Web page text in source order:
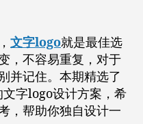
文字logo就是最佳选
，不容易重复，对于
并记住。本期精选了
字logo设计方案，希
，帮助你独自设计一